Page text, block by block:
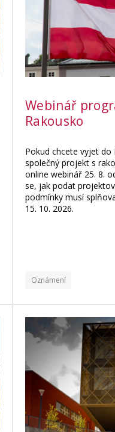
Webinář
Rakousko
Pokud chcete vyjet
společný projekt s
online webinář 25. 8.
se, jak podat
podmínky musí
15. 10. 2026.
Oznámení